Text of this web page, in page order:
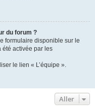
du forum ?
formulaire disponible sur le
été activée par les
le lien « L’équipe ».
Aller